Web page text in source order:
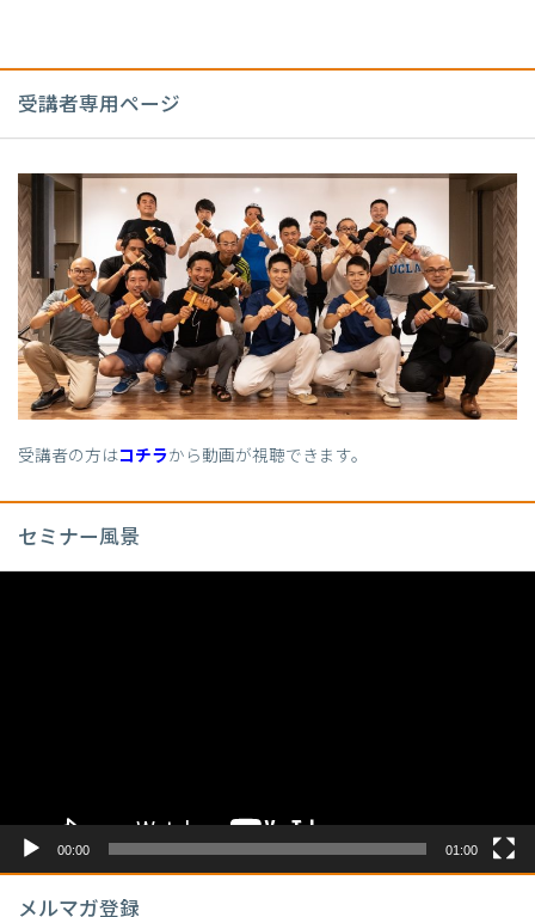
受講者専用ページ
受講者の方はコチラから動画が視聴できます。
セミナー風景
00:00 01:00
メルマガ登録